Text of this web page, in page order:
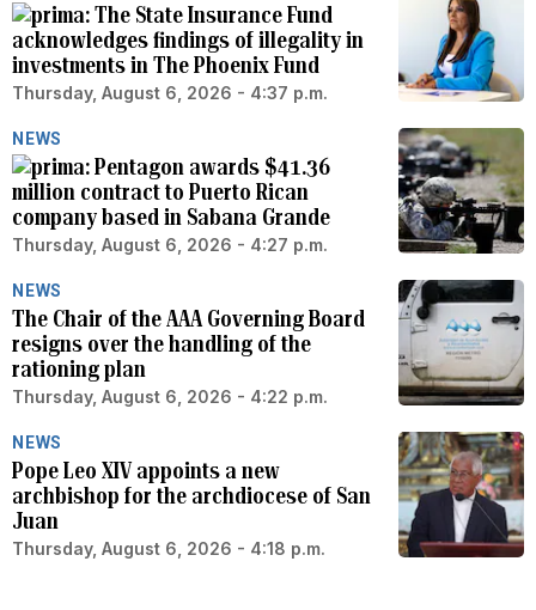
The State Insurance Fund
acknowledges findings of illegality in
investments in The Phoenix Fund
Thursday, August 6, 2026 - 4:37 p.m.
NEWS
Pentagon awards $41.36
million contract to Puerto Rican
company based in Sabana Grande
Thursday, August 6, 2026 - 4:27 p.m.
NEWS
The Chair of the AAA Governing Board
resigns over the handling of the
rationing plan
Thursday, August 6, 2026 - 4:22 p.m.
NEWS
Pope Leo XIV appoints a new
archbishop for the archdiocese of San
Juan
Thursday, August 6, 2026 - 4:18 p.m.